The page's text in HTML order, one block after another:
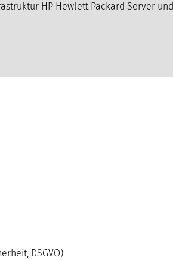
HP Hewlett Packard Server
DSGVO)